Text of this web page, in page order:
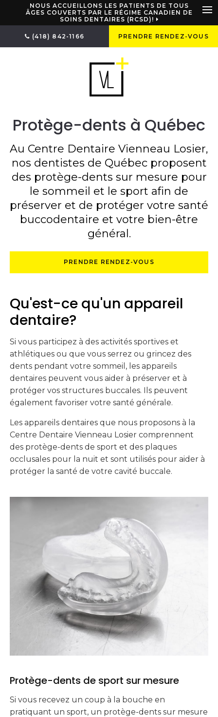
NOUS ACCUEILLONS LES PATIENTS DE TOUS
ÂGES COUVERTS PAR LE RÉGIME CANADIEN DE
SOINS DENTAIRES (RCSD)!
(418) 842-1166 PRENDRE RENDEZ-VOUS
Protège-dents à Québec
Au Centre Dentaire Vienneau Losier,
nos dentistes de Québec proposent
des protège-dents sur mesure pour
le sommeil et le sport afin de
préserver et de protéger votre santé
buccodentaire et votre bien-être
général.
PRENDRE RENDEZ-VOUS
Qu'est-ce qu'un appareil
dentaire?
Si vous participez à des activités sportives et
athlétiques ou que vous serrez ou grincez des
dents pendant votre sommeil, les appareils
dentaires peuvent vous aider à préserver et à
protéger vos structures buccales. Ils peuvent
également favoriser votre santé générale.
Les appareils dentaires que nous proposons à la
Centre Dentaire Vienneau Losier comprennent
des protège-dents de sport et des plaques
occlusales pour la nuit et sont utilisés pour aider à
protéger la santé de votre cavité buccale.
Protège-dents de sport sur mesure
Si vous recevez un coup à la bouche en
pratiquant un sport, un protège-dents sur mesure